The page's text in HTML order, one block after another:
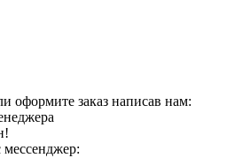
оформите заказ написав нам: